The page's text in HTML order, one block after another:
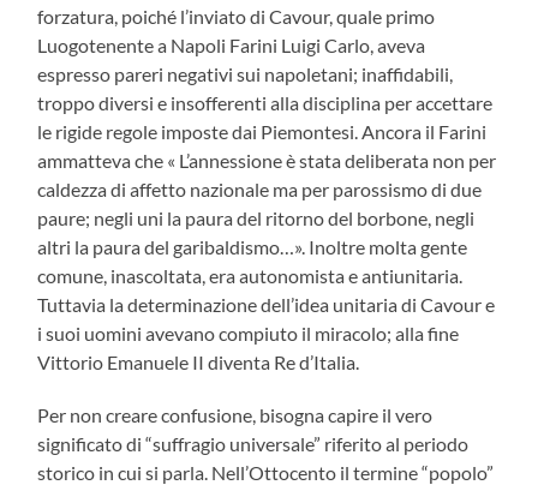
forzatura, poiché l’inviato di Cavour, quale primo
Luogotenente a Napoli Farini Luigi Carlo, aveva
espresso pareri negativi sui napoletani; inaffidabili,
troppo diversi e insofferenti alla disciplina per accettare
le rigide regole imposte dai Piemontesi. Ancora il Farini
ammatteva che « L’annessione è stata deliberata non per
caldezza di affetto nazionale ma per parossismo di due
paure; negli uni la paura del ritorno del borbone, negli
altri la paura del garibaldismo…». Inoltre molta gente
comune, inascoltata, era autonomista e antiunitaria.
Tuttavia la determinazione dell’idea unitaria di Cavour e
i suoi uomini avevano compiuto il miracolo; alla fine
Vittorio Emanuele II diventa Re d’Italia.
Per non creare confusione, bisogna capire il vero
significato di “suffragio universale” riferito al periodo
storico in cui si parla. Nell’Ottocento il termine “popolo”